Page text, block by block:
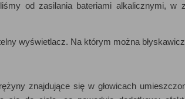
od zasilania bateriami alkalicznymi, w
wyświetlacz. Na którym można
znajdujące się w głowicach